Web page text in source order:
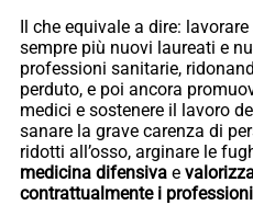
Il che equivale a dire:
sempre più nuovi laureati e
professioni sanitarie,
perduto, e poi ancora
medici e sostenere il lavoro
sanare la grave carenza di
ridotti all’osso, arginare le
medicina difensiva e
contrattualmente i